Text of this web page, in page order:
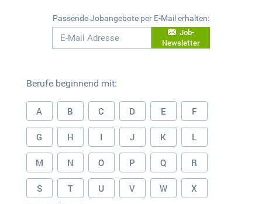
Passende Jobangebote per E-Mail erhalten:
Job-
Newsletter
Berufe beginnend mit:
A B C D E F
G H I J K L
M N O P Q R
S T U V W X